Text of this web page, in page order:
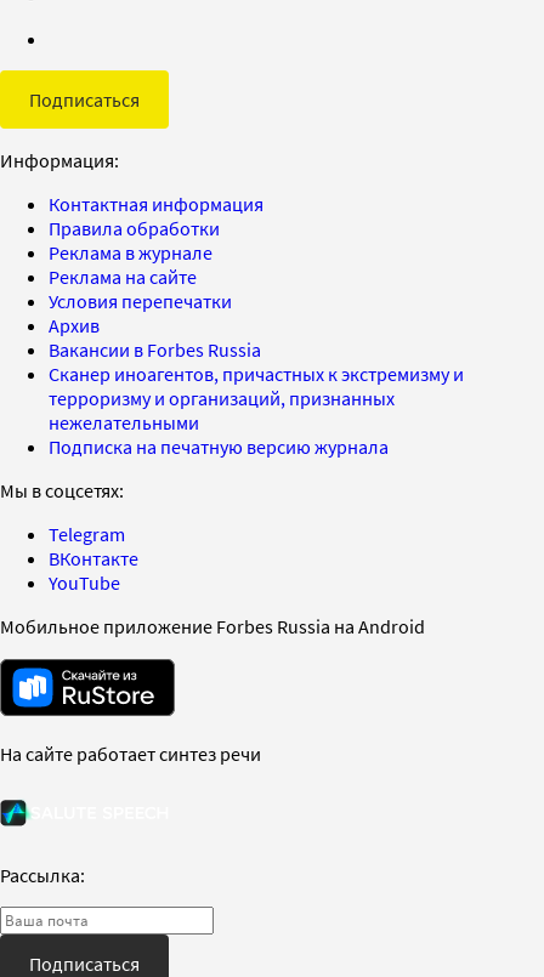
Подписаться
Информация:
Контактная информация
Правила обработки
Реклама в журнале
Реклама на сайте
Условия перепечатки
Архив
Вакансии в Forbes Russia
Сканер иноагентов, причастных к экстремизму и
терроризму и организаций, признанных
нежелательными
Подписка на печатную версию журнала
Мы в соцсетях:
Telegram
ВКонтакте
YouTube
Мобильное приложение Forbes Russia на Android
На сайте работает синтез речи
Рассылка:
Подписаться